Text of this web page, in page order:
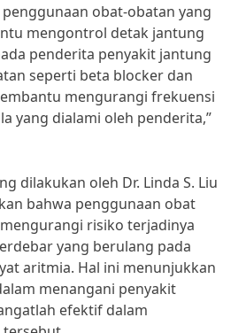
obat-obatan yang
mengontrol detak jantung
penderita penyakit jantung
seperti beta blocker dan
mengurangi frekuensi
yang dialami oleh penderita,”
dilakukan oleh Dr. Linda S. Liu
bahwa penggunaan obat
risiko terjadinya
yang berulang pada
aritmia. Hal ini menunjukkan
menangani penyakit
efektif dalam